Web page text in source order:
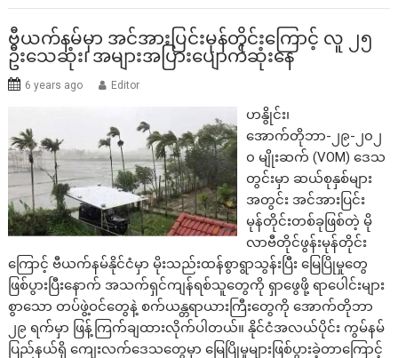
ဗီယက်နမ်မှာ အင်အားပြင်းမုန်တိုင်းကြောင့် လူ ၂၅
ဦးသေဆုံး၊ အများအပြားပျောက်ဆုံးနေ
6 years ago Editor
ဟနွိုင်း၊
အောက်တိုဘာ-၂၉-၂၀၂
၀ မျိုးဆက် (VOM) ဒေသ
တွင်းမှာ ဆယ်စုနှစ်များ
အတွင်း အင်အားပြင်း
မုန်တိုင်းတစ်ခုဖြစ်တဲ့ မို
လာဗီတိုင်ဖွန်းမုန်တိုင်း
ကြောင့် ဗီယက်နမ်နိုင်ငံမှာ မိုးသည်းထန်စွာရွာသွန်းပြီး မြေပြိုမှုတွေ
ဖြစ်ပွားပြီးနောက် အသက်ရှင်ကျန်ရစ်သူတွေကို ရှာဖွေဖို့ ရာပေါင်းများ
စွာသော တပ်ဖွဲ့ဝင်တွေနဲ့ စက်ယန္တရာယားကြီးတွေကို အောက်တိုဘာ
၂၉ ရက်မှာ ဖြန့်ကြက်ချထားလိုက်ပါတယ်။ နိုင်ငံအလယ်ပိုင်း ကွမ်နမ်
ပြည်နယ်ရှိ ကျေးလက်ဒေသတွေမှာ မြေပြိုမှုများဖြစ်ပွားခဲ့တာကြောင့်